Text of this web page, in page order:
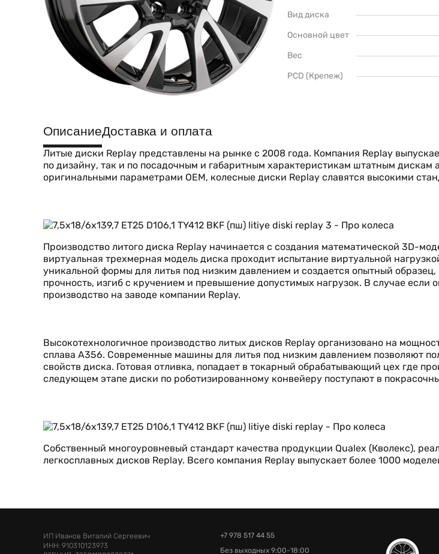
Вид диска
Основной цвет
Вес
PCD (Крепеж)
ОписаниеДоставка и оплата
Литые диски Replay представлены на рынке с 2008 года. Компания Replay
по дизайну, так и по посадочным и габаритным характеристикам штатным
оригинальными параметрами OEM, колесные диски Replay славятся высокими
Производство литого диска Replay начинается с создания математической 3D-
виртуальная трехмерная модель диска проходит испытание виртуальной
уникальной формы для литья под низким давлением и создается опытный
прочность, изгиб с кручением и превышение допустимых нагрузок. В случае
производство на заводе компании Replay.
Высокотехнологичное производство литых дисков Replay организовано на
сплава А356. Современные машины для литья под низким давлением позволяют
свойств диска. Готовая отливка, попадает в токарный обрабатывающий цех где
следующем этапе диски по роботизированному конвейеру поступают в
Собственный многоуровневый стандарт качества продукции Qualex (Кволекс),
легкосплавных дисков Replay. Всего компания Replay выпускает более 1000
ИП Иванов Виталий Сергеевич
ИНН: 910310123973
+7 978 517 44 55
Без выходных 9:00-18:00